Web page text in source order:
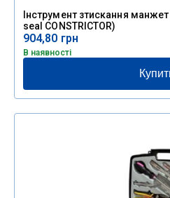
Інструмент зтискання
seal CONSTRICTOR)
904,80 грн
В наявності